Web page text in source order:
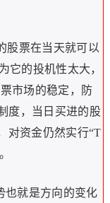
股票在当天就可以
它的投机性太大，
市场的稳定，防
度，当日买进的股
对资金仍然实行“T
也就是方向的变化